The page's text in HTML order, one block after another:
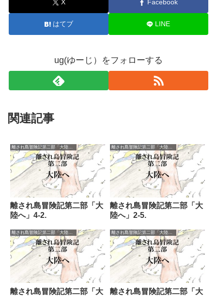
X Facebook
はてブ LINE
ug(ゆーじ）をフォローする
関連記事
離され島冒険記第二部「大
陸へ」4-2.
離され島冒険記第二部「大陸へ」
離され島冒険記第二部「大
陸へ」2-5.
離され島冒険記第二部「大陸へ」
離され島冒険記第二部「大
離され島冒険記第二部「大陸へ」
離され島冒険記第二部「大